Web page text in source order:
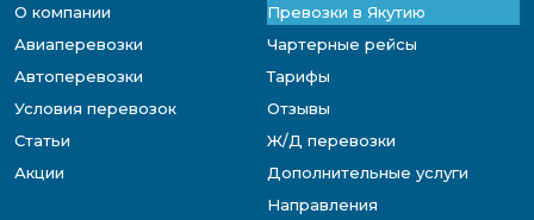
О компании
Превозки в Якутию
Авиаперевозки
Чартерные рейсы
Автоперевозки
Тарифы
Условия перевозок
Отзывы
Статьи
Ж/Д перевозки
Акции
Дополнительные услуги
Направления